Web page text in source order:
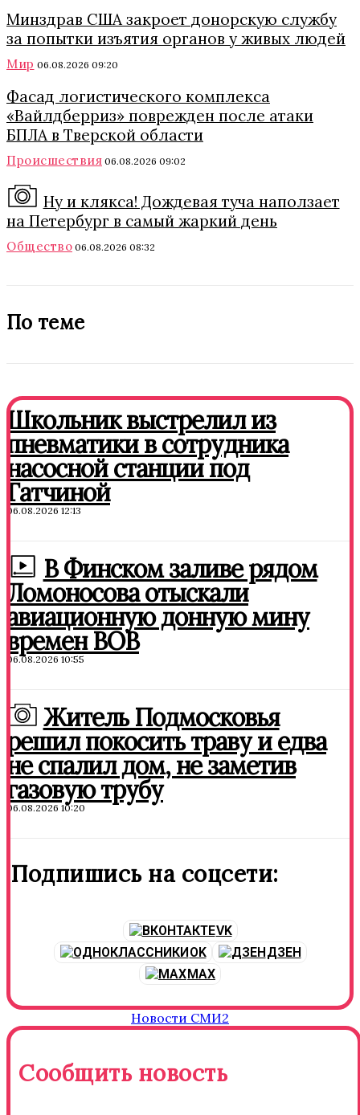
Минздрав США закроет донорскую службу
за попытки изъятия органов у живых людей
Мир 06.08.2026 09:20
Фасад логистического комплекса
«Вайлдберриз» поврежден после атаки
БПЛА в Тверской области
Происшествия 06.08.2026 09:02
Ну и клякса! Дождевая туча наползает
на Петербург в самый жаркий день
Общество 06.08.2026 08:32
По теме
Школьник выстрелил из
пневматики в сотрудника
насосной станции под
Гатчиной
06.08.2026 12:13
В Финском заливе рядом
Ломоносова отыскали
авиационную донную мину
времен ВОВ
06.08.2026 10:55
Житель Подмосковья
решил покосить траву и едва
не спалил дом, не заметив
газовую трубу
06.08.2026 10:20
Подпишись на соцсети:
VK
OK
ДЗЕН
MAX
Новости СМИ2
Сообщить новость